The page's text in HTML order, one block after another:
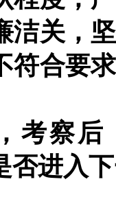
洁关，
符合要
考察后
否进入